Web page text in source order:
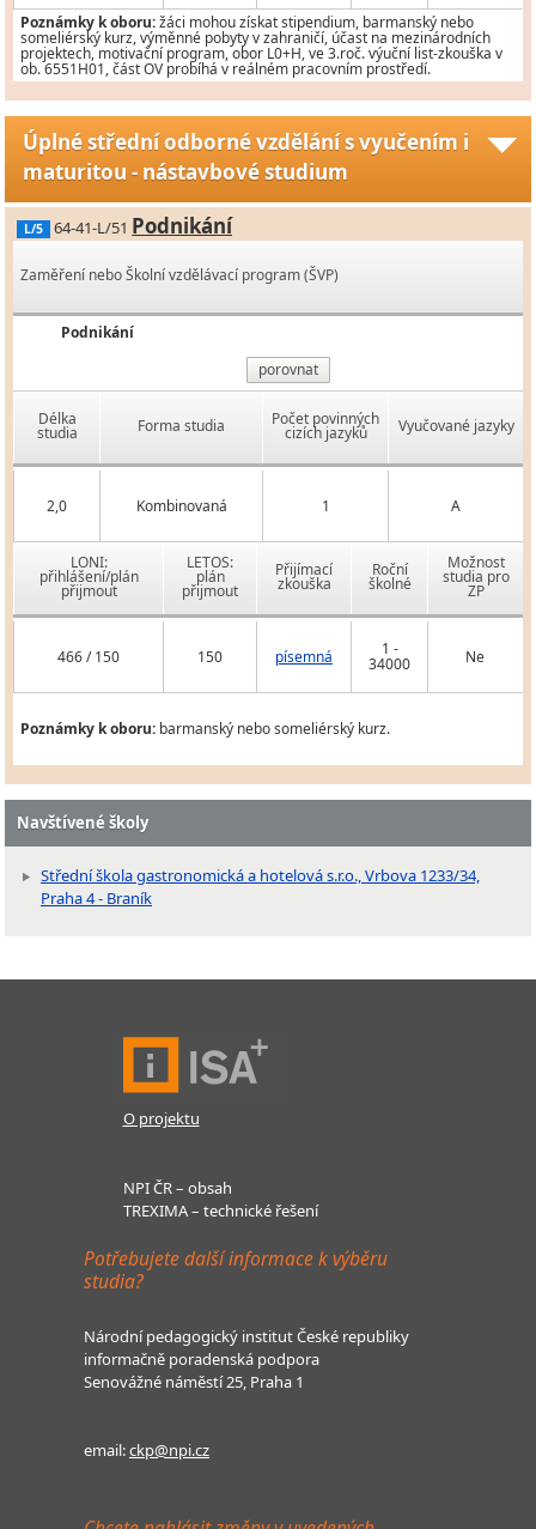
Poznámky k oboru:žáci mohou získat stipendium, barmanský nebo
someliérský kurz, výměnné pobyty v zahraničí, účast na mezinárodních
projektech, motivační program, obor L0+H, ve 3.roč. výuční list-zkouška v
ob. 6551H01, část OV probíhá v reálném pracovním prostředí.
Úplné střední odborné vzdělání s vyučením i
maturitou - nástavbové studium
L/5 64-41-L/51 Podnikání
Zaměření nebo Školní vzdělávací program (ŠVP)
Podnikání
porovnat
Délka
studia Forma studia Počet povinných
cizích jazyků Vyučované jazyky
2,0 Kombinovaná 1 A
LONI:
přihlášení/plán
přijmout
LETOS:
plán
přijmout
Přijímací
zkouška
Roční
školné
Možnost
studia pro
ZP
466 / 150 150 písemná 1 -
34000 Ne
Poznámky k oboru: barmanský nebo someliérský kurz.
Navštívené školy
Střední škola gastronomická a hotelová s.r.o., Vrbova 1233/34,
Praha 4 - Braník
O projektu
NPI ČR – obsah
TREXIMA – technické řešení
Potřebujete další informace k výběru
studia?
Národní pedagogický institut České republiky
informačně poradenská podpora
Senovážné náměstí 25, Praha 1
email:ckp@npi.cz